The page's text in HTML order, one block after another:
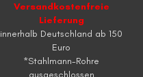
Versandkostenfreie
Lieferung
innerhalb Deutschland ab 150
Euro
*Stahlmann-Rohre
ausgeschlossen